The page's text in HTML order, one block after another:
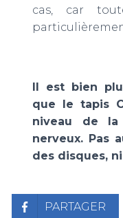
cas, car
Il est bien
que le tapis
niveau de la
nerveux. Pas
des disques,
PARTAGER